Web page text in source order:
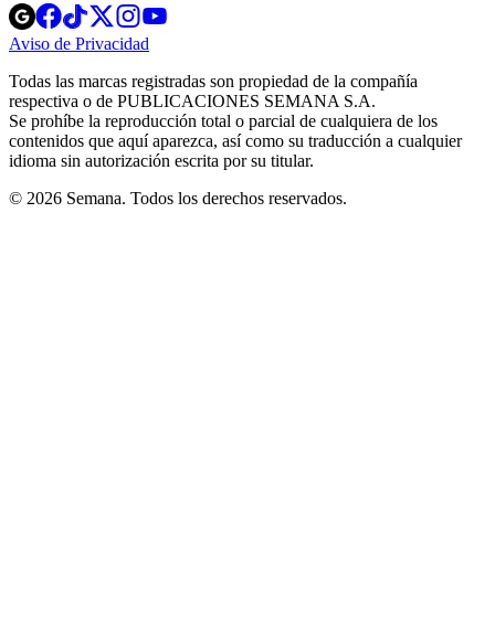
Opens
in
new
Opens
in
new
Opens
in
new
window
Opens
new
windowwindow
Aviso de Privacidad
new
window
Todas las marcas registradas son propiedad de la compañía
respectiva o de PUBLICACIONES SEMANA S.A.
Se prohíbe la reproducción total o parcial de cualquiera de los
contenidos que aquí aparezca, así como su traducción a cualquier
idioma sin autorización escrita por su titular.
© 2026 Semana. Todos los derechos reservados.